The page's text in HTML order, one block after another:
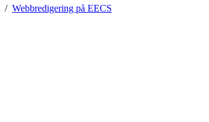
Webbredigering på EECS